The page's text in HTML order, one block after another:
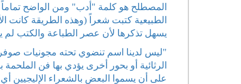
المصطلح هو كلمة "أدب" ومن الواضح
الطبيعية كتبت شعراً (وهذه الطريقة كانت
يسهل تذكرها لأن عصر الطباعة والكتب لم
"ليس لدينا اسم تنضوي تحته مجونيات
الرثائية أو بحور أخرى يؤدي بها فن
على أن يسموا البعض بالشعراء الإليجيين